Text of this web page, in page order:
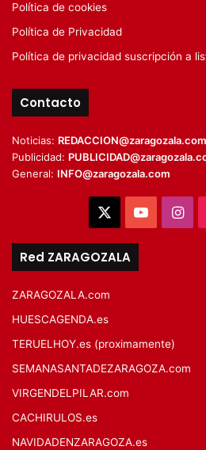
Política de cookies
Política de Privacidad
Política de privacidad suscripción a
Contacto
Noticias: REDACCION@zaragozala.com
Publicidad:
General: INFO@zaragozala.com
YouTube
Red ZARAGOZALA
ZARAGOZALA.com
HUESCAGENDA.es
TERUELHOY.es (proximamente)
SEMANASANTADEZARAGOZA.com
VIRGENDELPILAR.com
CACHIRULOS.es
NAVIDADENZARAGOZA.es